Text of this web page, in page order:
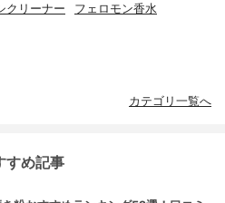
クリーナー フェロモン香水
カテゴリ一覧へ
すめ記事